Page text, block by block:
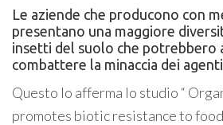
Le aziende che producono con
presentano una maggiore
insetti del suolo che potrebbero
combattere la minaccia dei
Questo lo afferma lo studio “
promotes biotic resistance to